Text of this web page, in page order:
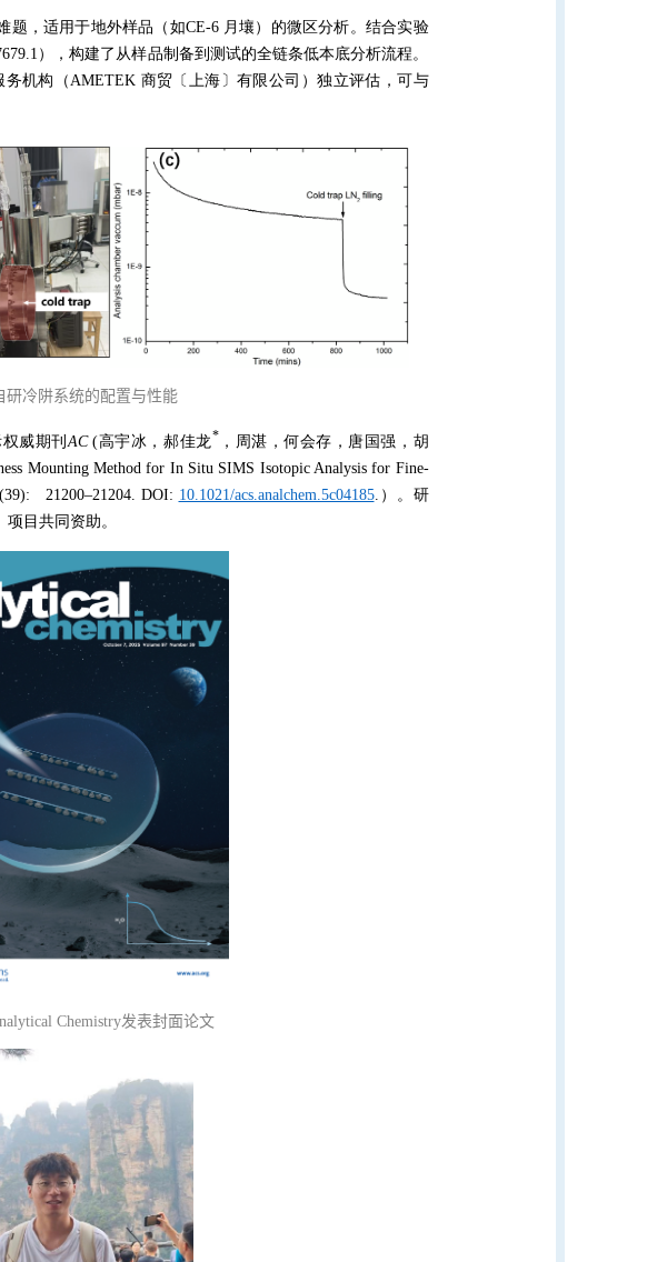
题，适用于地外样品（如CE-6 月壤）的微区分析。结合实验
），构建了从样品制备到测试的全链条低本底分析流程。
机构（AMETEK 商贸〔上海〕有限公司）独立评估，可与
研冷阱系统的配置与性能
威期刊 AC(高宇冰，郝佳龙* ，周湛，何会存，唐国强，胡
Mounting Method for In Situ SIMS Isotopic Analysis for Fine-
21200–21204. DOI: 10.1021/acs.analchem.5c04185.）。研
目共同资助。
Chemistry发表封面论文